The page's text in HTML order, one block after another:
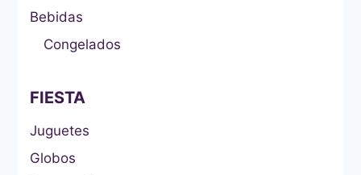
Bebidas
Congelados
FIESTA
Juguetes
Globos